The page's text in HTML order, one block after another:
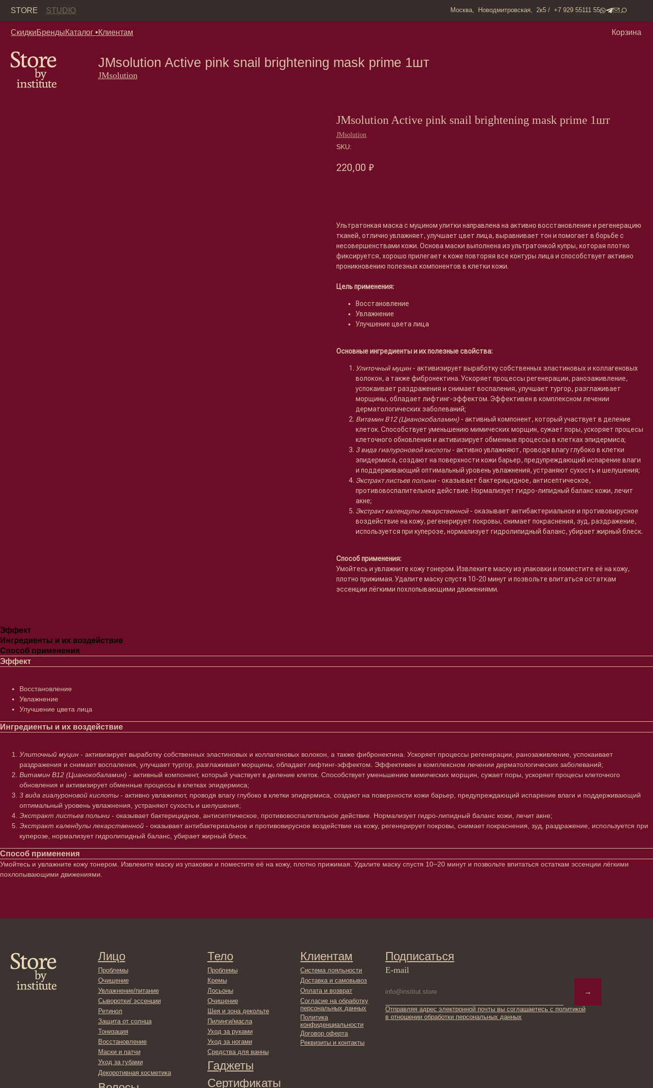
Москва, Новодмитровская, 2к5 / +7 929 55111 55
STORE STUDIO
Скидки Бренды Каталог Клиентам
JMsolution Active pink snail brightening mask prime 1шт
JMsolution
JMsolution Active pink snail brightening mask prime 1шт
JMsolution
SKU:
220,00 ₽
Ультратонкая маска с муцином улитки направлена на активно восстановление и регенерацию
тканей, отлично увлажняет, улучшает цвет лица, выравнивает тон и помогает в борьбе с
несовершенствами кожи. Основа маски выполнена из ультратонкой купры, которая плотно
фиксируется, хорошо прилегает к коже повторяя все контуры лица и способствует активно
проникновению полезных компонентов в клетки кожи.
Цель применения:
Восстановление
Увлажнение
Улучшение цвета лица
Основные ингредиенты и их полезные свойства:
Улиточный муцин- активизирует выработку собственных эластиновых и коллагеновых
волокон, а также фибронектина. Ускоряет процессы регенерации, ранозаживление,
успокаивает раздражения и снимает воспаления, улучшает тургор, разглаживает
морщины, обладает лифтинг-эффектом. Эффективен в комплексном лечении
дерматологических заболеваний;
Витамин В12 (Цианокобаламин) - активный компонент, который участвует в деление
клеток. Способствует уменьшению мимических морщин, сужает поры, ускоряет процесы
клеточного обновления и активизирует обменные процессы в клетках эпидермиса;
3 вида гиалуроновой кислоты- активно увлажняют, проводя влагу глубоко в клетки
эпидермиса, создают на поверхности кожи барьер, предупреждающий испарение влаги
и поддерживающий оптимальный уровень увлажнения, устраняют сухость и шелушения;
Экстракт листьев полыни- оказывает бактерицидное, антисептическое,
противовоспалительное действие. Нормализует гидро-липидный баланс кожи, лечит
акне;
Экстракт календулы лекарственной- оказывает антибактериальное и противовирусное
воздействие на кожу, регенерирует покровы, снимает покраснения, зуд, раздражение,
используется при куперозе, нормализует гидролипидный баланс, убирает жирный блеск.
Способ применения:
Умойтесь и увлажните кожу тонером. Извлеките маску из упаковки и поместите её на кожу,
плотно прижимая. Удалите маску спустя 10-20 минут и позвольте впитаться остаткам
эссенции лёгкими похлопывающими движениями.
Эффект
Ингредиенты и их воздействие
Способ применения
Эффект
Восстановление
Увлажнение
Улучшение цвета лица
Ингредиенты и их воздействие
Улиточный муцин - активизирует выработку собственных эластиновых и коллагеновых волокон, а также фибронектина. Ускоряет процессы регенерации, ранозаживление, успокаивает
раздражения и снимает воспаления, улучшает тургор, разглаживает морщины, обладает лифтинг-эффектом. Эффективен в комплексном лечении дерматологических заболеваний;
Витамин В12 (Цианокобаламин) - активный компонент, который участвует в деление клеток. Способствует уменьшению мимических морщин, сужает поры, ускоряет процесы клеточного
обновления и активизирует обменные процессы в клетках эпидермиса;
3 вида гиалуроновой кислоты - активно увлажняют, проводя влагу глубоко в клетки эпидермиса, создают на поверхности кожи барьер, предупреждающий испарение влаги и поддерживающий
оптимальный уровень увлажнения, устраняют сухость и шелушения;
Экстракт листьев полыни - оказывает бактерицидное, антисептическое, противовоспалительное действие. Нормализует гидро-липидный баланс кожи, лечит акне;
Экстракт календулы лекарственной - оказывает антибактериальное и противовирусное воздействие на кожу, регенерирует покровы, снимает покраснения, зуд, раздражение, используется при
куперозе, нормализует гидролипидный баланс, убирает жирный блеск.
Способ применения
Умойтесь и увлажните кожу тонером. Извлеките маску из упаковки и поместите её на кожу, плотно прижимая. Удалите маску спустя 10−20 минут и позвольте впитаться остаткам эссенции лёгкими
похлопывающими движениями.
Проблемы
Гаджеты
Сертификаты
Наборы
Система лояльности
E-mail
Проблемы
Очищение
Декоротивная косметика
Волосы
Проблемы
Шампуни
Кондиционеры/бальзамы
Маски/скрабы
Сыворотки/лосьоны
Спреи
Средства для укладки